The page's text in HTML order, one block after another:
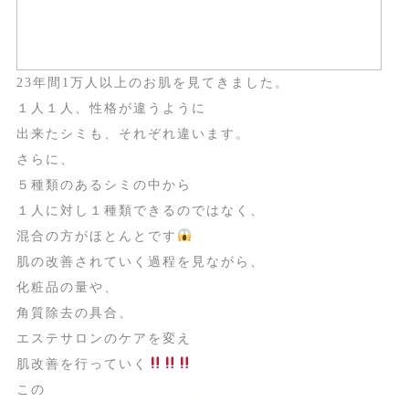
23年間1万人以上のお肌を見てきました。
１人１人、性格が違うように
出来たシミも、それぞれ違います。
さらに、
５種類のあるシミの中から
１人に対し１種類できるのではなく、
混合の方がほとんとです
肌の改善されていく過程を見ながら、
化粧品の量や、
角質除去の具合、
エステサロンのケアを変え
肌改善を行っていく
この